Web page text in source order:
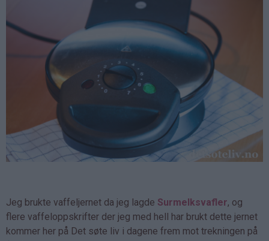
Jeg brukte vaffeljernet da jeg lagde Surmelksvafler, og
flere vaffeloppskrifter der jeg med hell har brukt dette jernet
kommer her på Det søte liv i dagene frem mot trekningen på